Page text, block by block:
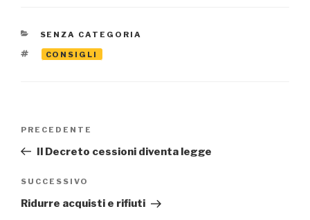
CATEGORIE
SENZA CATEGORIA
TAG
CONSIGLI
Articolo
precedente:
PRECEDENTE
Il Decreto cessioni diventa legge
Articolo
successivo
SUCCESSIVO
Ridurre acquisti e rifiuti